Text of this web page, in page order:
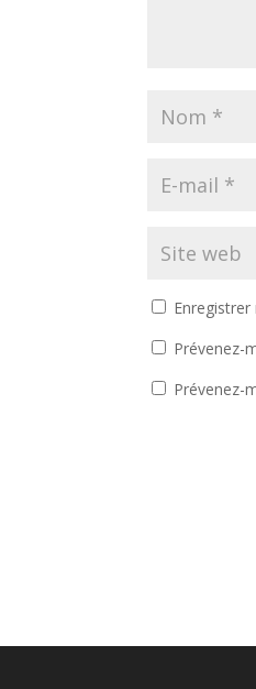
Prévenez-
Prévenez-